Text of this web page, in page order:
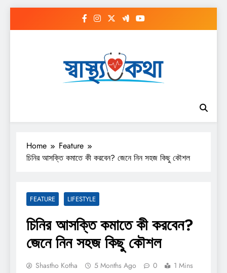
Home
Feature
চিনির আসক্তি কমাতে কী করবেন? জেনে নিন সহজ কিছু কৌশল
FEATURE LIFESTYLE
চিনির আসক্তি কমাতে কী করবেন?
জেনে নিন সহজ কিছু কৌশল
Shastho Kotha 5 Months Ago 0 1 Mins